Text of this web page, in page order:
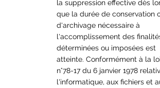
la suppression effective dès
que la durée de conservation
d'archivage nécessaire à
l'accomplissement des
déterminées ou imposées est
atteinte. Conformément à la loi
n°78-17 du 6 janvier 1978
l'informatique, aux fichiers et